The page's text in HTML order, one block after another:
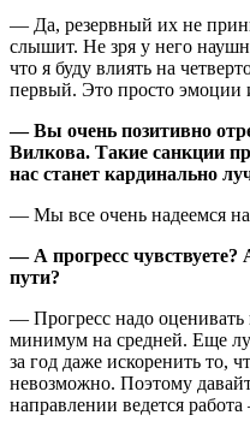
— Да, резервный их не
слышит. Не зря у него
что я буду влиять на
первый. Это просто эмоции
— Вы очень позитивно
Вилкова. Такие санкции
нас станет кардинально
— Мы все очень надеемся на
— А прогресс
пути?
— Прогресс надо оценивать
минимум на средней. Еще
за год даже искоренить то,
невозможно. Поэтому
направлении ведется